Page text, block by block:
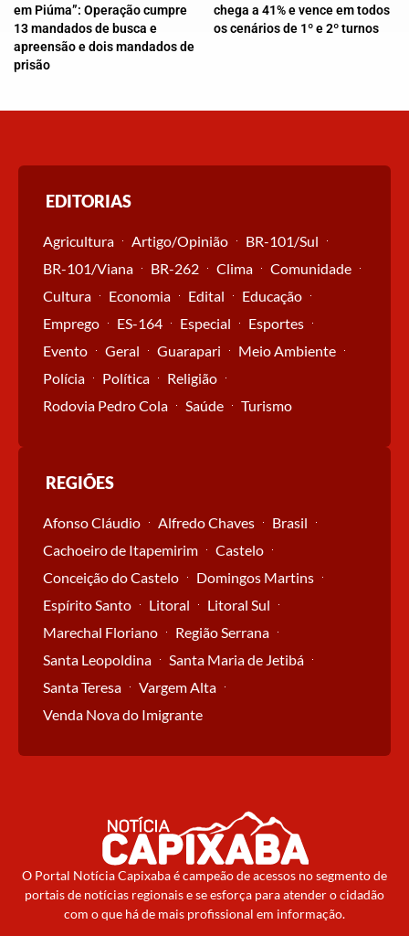
em Piúma”: Operação cumpre
13 mandados de busca e
apreensão e dois mandados de
prisão
chega a 41% e vence em todos
os cenários de 1º e 2º turnos
EDITORIAS
Agricultura Artigo/Opinião
BR-101/Sul
BR-101/Viana
BR-262 Clima
Comunidade
Cultura
Economia Edital
Educação
Emprego
ES-164 Especial
Esportes
Evento
Geral Guarapari
Meio Ambiente
Polícia
Política
Religião
Rodovia Pedro Cola
Saúde Turismo
REGIÕES
Afonso Cláudio Alfredo Chaves
Brasil
Cachoeiro de Itapemirim
Castelo
Conceição do Castelo
Domingos Martins
Espírito Santo
Litoral
Litoral Sul
Marechal Floriano
Região Serrana
Santa Leopoldina
Santa Maria de Jetibá
Santa Teresa
Vargem Alta
Venda Nova do Imigrante
O Portal Notícia Capixaba é campeão de acessos no segmento de
portais de notícias regionais e se esforça para atender o cidadão
com o que há de mais profissional em informação.